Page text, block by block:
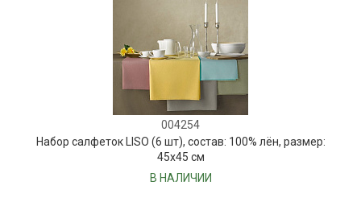
004254
Набор салфеток LISO (6 шт), состав: 100% лён, размер:
45х45 см
В НАЛИЧИИ